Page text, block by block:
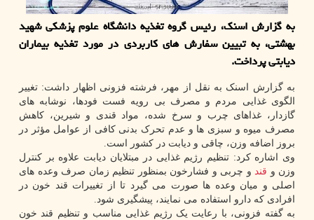
به گزارش اسنک، رئیس گروه تغذیه دانشگاه علوم پزشکی شهید
بهشتی، به تبیین سفارش های کاربردی در مورد تغذیه بیماران
دیابتی پرداخت.
به گزارش اسنک به نقل از مهر، فرشته فزونی اظهار داشت: تغییر
الگوی غذایی مردم و مصرف بی رویه فست فودها، نوشابه های
گازدار، غذاهای چرب و سرخ شده، مواد قندی و شیرین، کاهش
مصرف میوه و سبزی ها و عدم تحرک بدنی کافی از عوامل مؤثر در
بروز اضافه وزن، چاقی و دیابت در کشور است.
وی اشاره کرد: تنظیم رژیم غذایی در مبتلایان دیابت علاوه بر کنترل
وزن و قند و چربی و فشارخون بمنظور تنظیم زمان صرف وعده های
اصلی و میان وعده ها صورت می گیرد تا از تغییرات قند خون در
افرادی که دارو استفاده می نمایند، پیشگیری شود.
به گفته فزونی، با رعایت یک رژیم غذایی مناسب و تنظیم قند خون